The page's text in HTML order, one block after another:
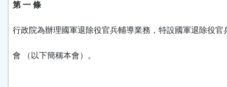
第 一 條
行政院為辦理國軍退除役官兵輔導業務，特設國軍退除役官
會 （以下簡稱本會）。